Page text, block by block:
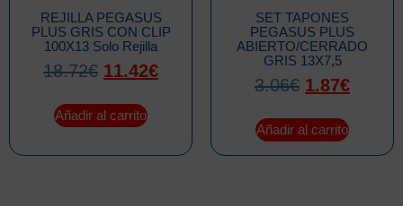
REJILLA PEGASUS
PLUS GRIS CON CLIP
100X13 Solo Rejilla
18.72€ 11.42€
Añadir al carrito
SET TAPONES
PEGASUS PLUS
ABIERTO/CERRADO
GRIS 13X7,5
3.06€ 1.87€
Añadir al carrito